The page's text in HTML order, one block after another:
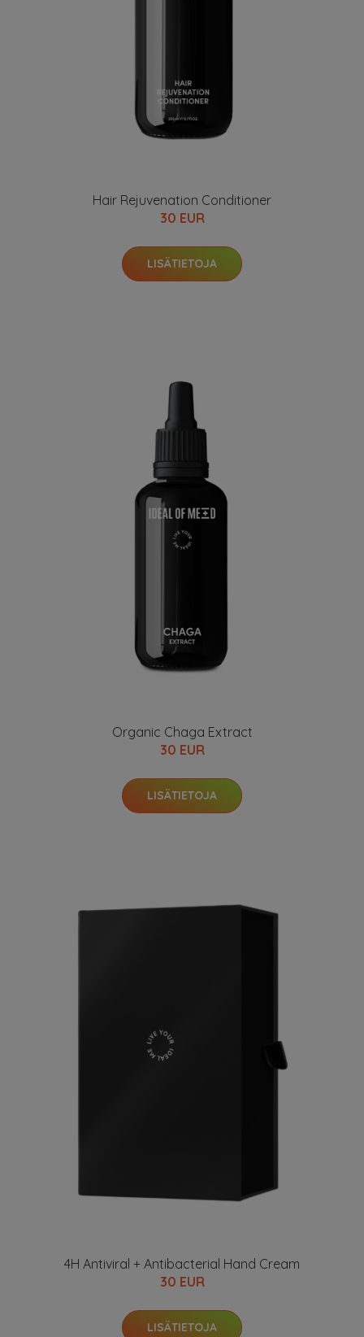
Hair Rejuvenation Conditioner
30 EUR
LISÄTIETOJA
Organic Chaga Extract
30 EUR
LISÄTIETOJA
4H Antiviral + Antibacterial Hand Cream
30 EUR
LISÄTIETOJA